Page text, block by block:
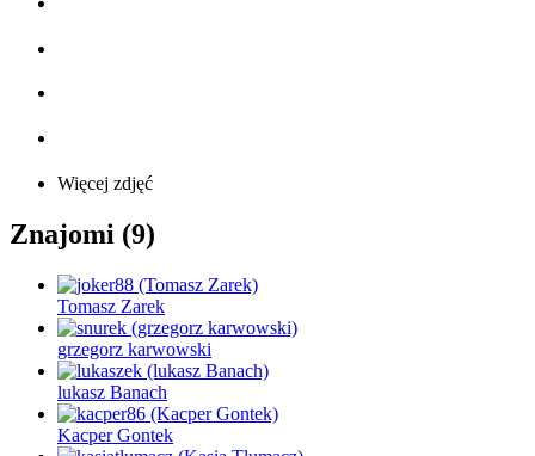
Więcej zdjęć
Znajomi (9)
Tomasz Zarek
grzegorz karwowski
lukasz Banach
Kacper Gontek